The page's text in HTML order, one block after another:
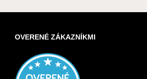
OVERENÉ ZÁKAZNÍKMI